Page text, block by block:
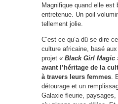
Magnifique quand elle est
entretenue. Un poil
tellement jolie.
C’est ce qu’a dû se dire
culture africaine, basé
projet « Black Girl Magic
avant l’héritage de la
à travers leurs femmes.
détourage et un
Galaxie fleurie,